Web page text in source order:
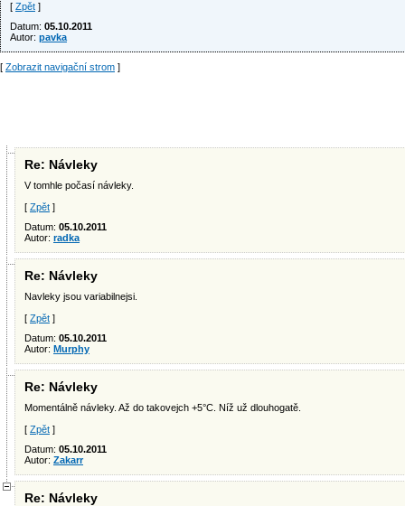
[ Zpět ]
Datum: 05.10.2011
Autor: pavka
[ Zobrazit navigační strom ]
Re: Návleky
V tomhle počasí návleky.
[ Zpět ]
Datum: 05.10.2011
Autor: radka
Re: Návleky
Navleky jsou variabilnejsi.
[ Zpět ]
Datum: 05.10.2011
Autor: Murphy
Re: Návleky
Momentálně návleky. Až do takovejch +5°C. Níž už dlouhogatě.
[ Zpět ]
Datum: 05.10.2011
Autor: Zakarr
Re: Návleky